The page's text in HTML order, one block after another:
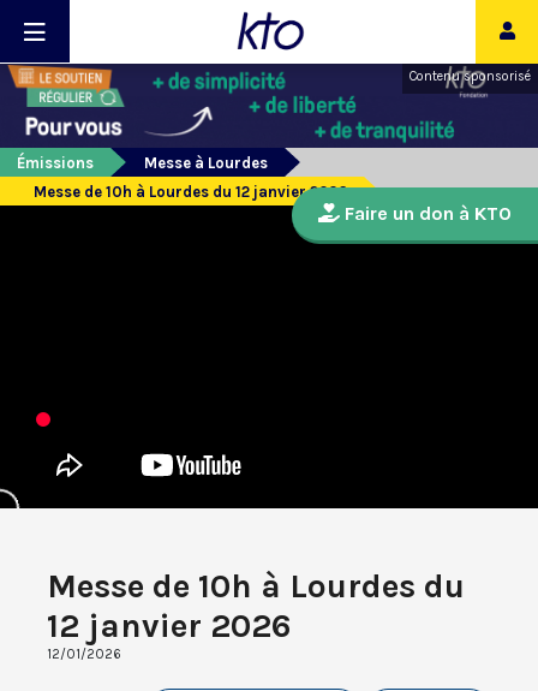
Contenu sponsorisé
Émissions
Messe à Lourdes
Messe de 10h à Lourdes du 12 janvier 2026
Messe de 10h à Lourdes du
12 janvier 2026
12/01/2026
Faire un don à KTO